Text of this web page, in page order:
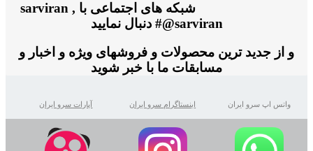
شبکه های اجتماعی با sarviran ,
@sarviran# دنبال نمایید
و از جدید ترین محصولات و فروشهای ویژه و اخبار و
مسابقات ما با خبر شوید
واتس اپ سرو ایران اینستاگرام سرو ایران آپارات سرو ایران